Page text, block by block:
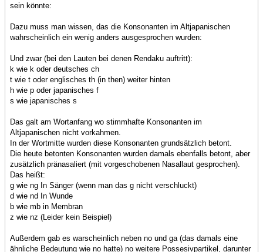
sein könnte:
Dazu muss man wissen, das die Konsonanten im Altjapanischen
wahrscheinlich ein wenig anders ausgesprochen wurden:
Und zwar (bei den Lauten bei denen Rendaku auftritt):
k wie k oder deutsches ch
t wie t oder englisches th (in then) weiter hinten
h wie p oder japanisches f
s wie japanisches s
Das galt am Wortanfang wo stimmhafte Konsonanten im
Altjapanischen nicht vorkahmen.
In der Wortmitte wurden diese Konsonanten grundsätzlich betont.
Die heute betonten Konsonanten wurden damals ebenfalls betont, aber
zusätzlich pränasaliert (mit vorgeschobenen Nasallaut gesprochen).
Das heißt:
g wie ng In Sänger (wenn man das g nicht verschluckt)
d wie nd In Wunde
b wie mb in Membran
z wie nz (Leider kein Beispiel)
Außerdem gab es warscheinlich neben no und ga (das damals eine
ähnliche Bedeutung wie no hatte) no weitere Possesivpartikel, darunter